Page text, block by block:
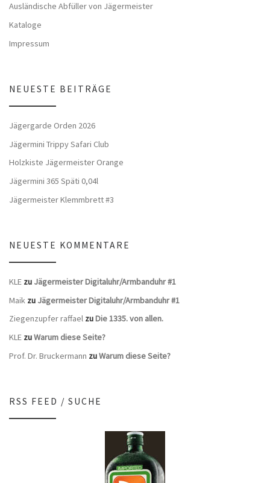
Ausländische Abfüller von Jägermeister
Kataloge
Impressum
NEUESTE BEITRÄGE
Jägergarde Orden 2026
Jägermini Trippy Safari Club
Holzkiste Jägermeister Orange
Jägermini 365 Späti 0,04l
Jägermeister Klemmbrett #3
NEUESTE KOMMENTARE
KLE zu Jägermeister Digitaluhr/Armbanduhr #1
Maik zu Jägermeister Digitaluhr/Armbanduhr #1
Ziegenzupfer raffael zuDie 1335. von allen.
KLE zuWarum diese Seite?
Prof. Dr. Bruckermann zuWarum diese Seite?
RSS FEED / SUCHE